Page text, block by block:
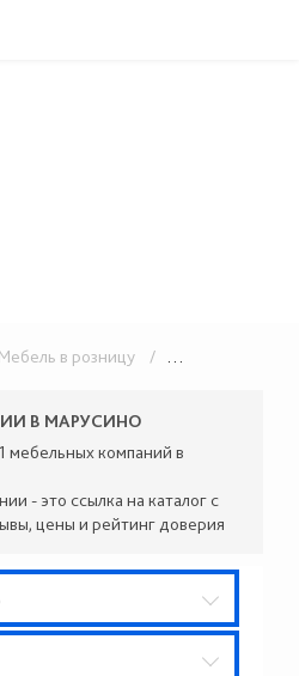
в розницу / Детские, мебель для детей
В МАРУСИНО
мебельных компаний в
- это ссылка на каталог с
цены и рейтинг доверия